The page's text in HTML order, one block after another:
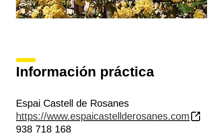
Información práctica
Espai Castell de Rosanes
https://www.espaicastellderosanes.com
938 718 168